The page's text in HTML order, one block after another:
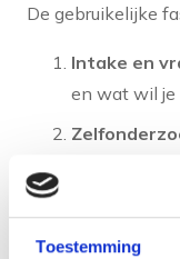
Toestemming
De gebruikelijke
Intake en
en wat wil je
zijn er op de